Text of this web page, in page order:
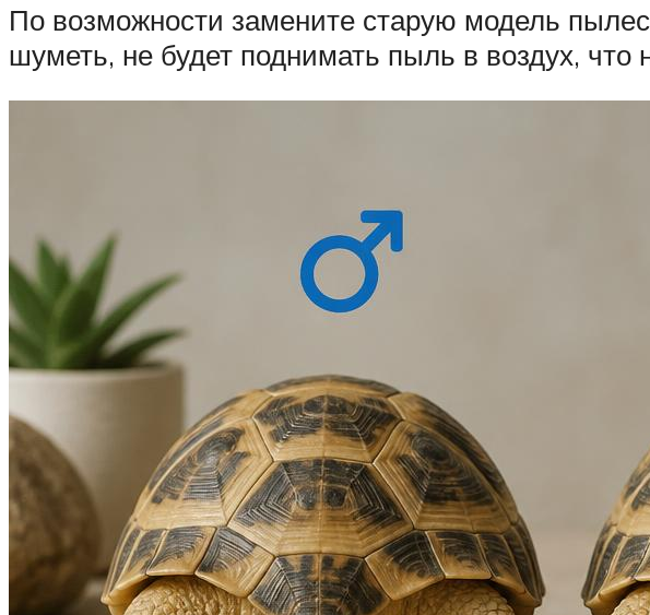
По возможности замените старую модель
шуметь, не будет поднимать пыль в воздух,